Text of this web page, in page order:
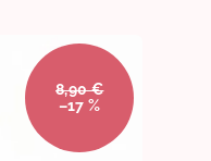
8,90 €
–17 %